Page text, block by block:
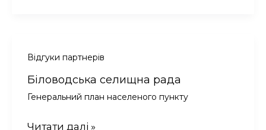
Відгуки партнерів
Біловодська селищна рада
Генеральний план населеного пункту
Біловодська
Читати далі »